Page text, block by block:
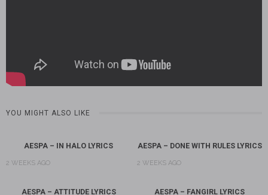
YOU MIGHT ALSO LIKE
AESPA – IN HALO LYRICS
2 WEEKS AGO
AESPA – DONE WITH RULES LYRICS
2 WEEKS AGO
AESPA – ATTITUDE LYRICS AESPA – FANGIRL LYRICS